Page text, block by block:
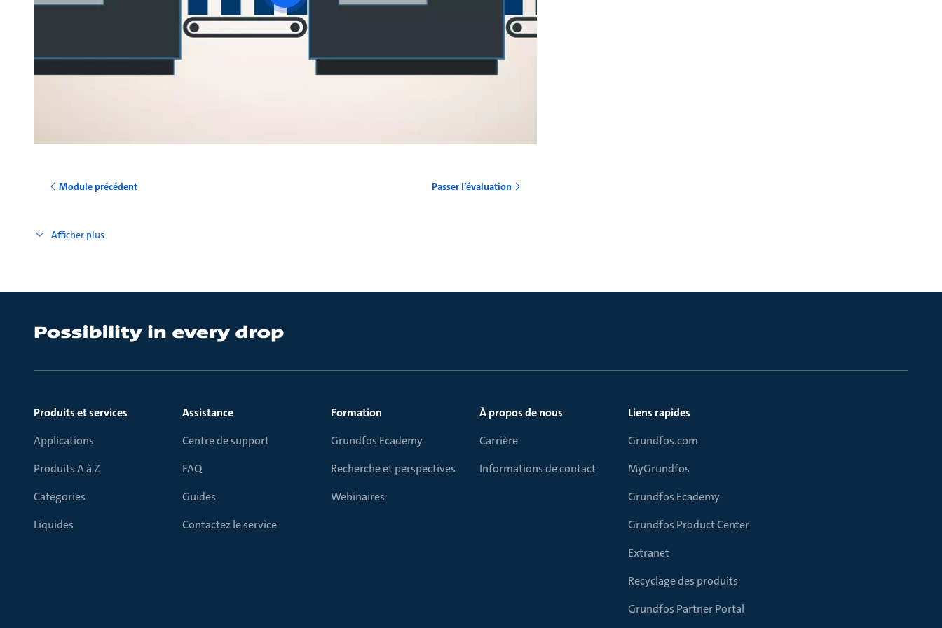
video
Module précédent Passer l’évaluation
Afficher plus
Produits et services
Applications
Produits A à Z
Catégories
Liquides
Assistance
Centre de support
FAQ
Guides
Contactez le service
Formation
Grundfos Ecademy
Recherche et perspectives
Webinaires
À propos de nous
Carrière
Informations de contact
Liens rapides
Grundfos.com
MyGrundfos
Grundfos Ecademy
Grundfos Product Center
Extranet
Recyclage des produits
Grundfos Partner Portal